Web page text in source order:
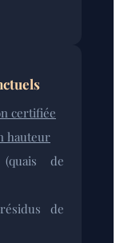
certifiée
hauteur
de
de